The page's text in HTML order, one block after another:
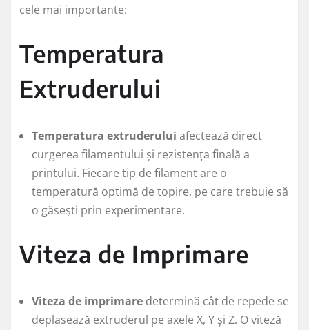
cele mai importante:
Temperatura
Extruderului
Temperatura extruderului afectează direct
curgerea filamentului și rezistența finală a
printului. Fiecare tip de filament are o
temperatură optimă de topire, pe care trebuie să
o găsești prin experimentare.
Viteza de Imprimare
Viteza de imprimare determină cât de repede se
deplasează extruderul pe axele X, Y și Z. O viteză